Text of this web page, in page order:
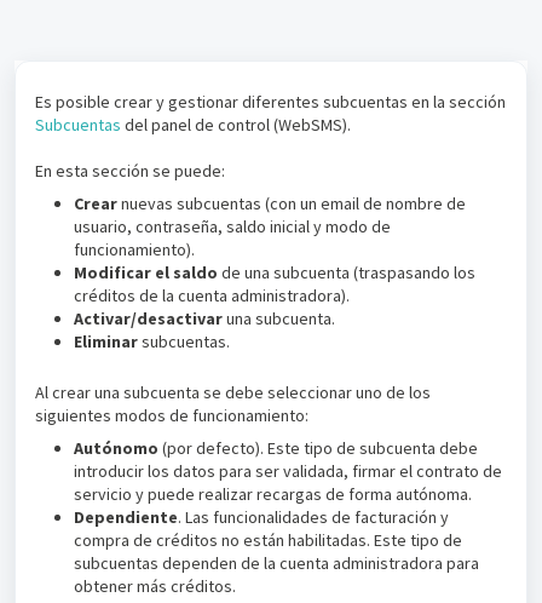
Es posible crear y gestionar diferentes subcuentas en la sección
Subcuentas del panel de control (WebSMS).
En esta sección se puede:
Crearnuevas subcuentas (con un email de nombre de
usuario, contraseña, saldo inicial y modo de
funcionamiento).
Modificar el saldo de una subcuenta (traspasando los
créditos de la cuenta administradora).
Activar/desactivaruna subcuenta.
Eliminarsubcuentas.
Al crear una subcuenta se debe seleccionar uno de los
siguientes modos de funcionamiento:
Autónomo (por defecto). Este tipo de subcuenta debe
introducir los datos para ser validada, firmar el contrato de
servicio y puede realizar recargas de forma autónoma.
Dependiente. Las funcionalidades de facturación y
compra de créditos no están habilitadas. Este tipo de
subcuentas dependen de la cuenta administradora para
obtener más créditos.